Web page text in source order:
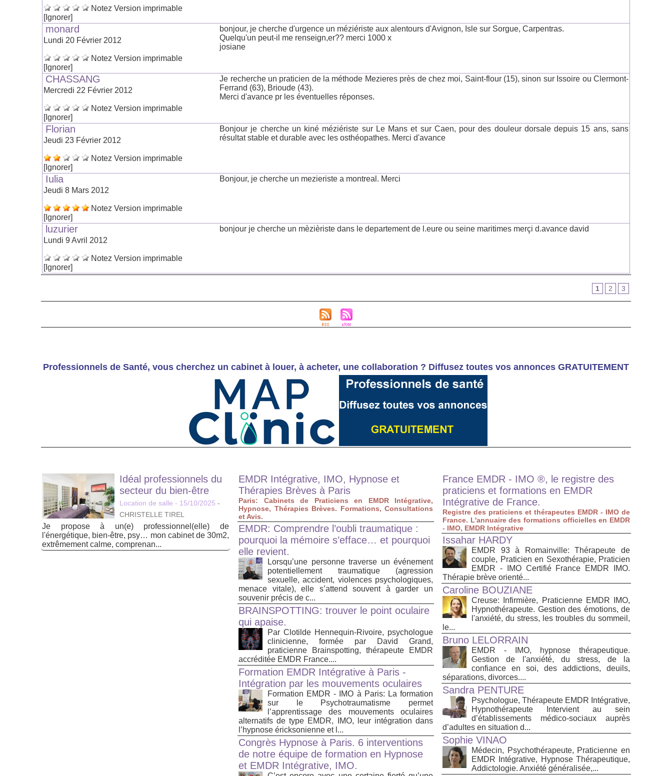
Notez Version imprimable
[Ignorer]
monard
Lundi 20 Février 2012
Notez Version imprimable
[Ignorer]
bonjour, je cherche d'urgence un méziériste aux alentours d'Avignon, Isle sur Sorgue, Carpentras.
Quelqu'un peut-il me renseign,er?? merci 1000 x
josiane
CHASSANG
Mercredi 22 Février 2012
Notez Version imprimable
[Ignorer]
Je recherche un praticien de la méthode Mezieres près de chez moi, Saint-flour (15), sinon sur Issoire ou Clermont-
Ferrand (63), Brioude (43).
Merci d'avance pr les éventuelles réponses.
Florian
Jeudi 23 Février 2012
Notez Version imprimable
[Ignorer]
Bonjour je cherche un kiné méziériste sur Le Mans et sur Caen, pour des douleur dorsale depuis 15 ans, sans
résultat stable et durable avec les osthéopathes. Merci d'avance
Iulia
Jeudi 8 Mars 2012
Notez Version imprimable
[Ignorer]
Bonjour, je cherche un mezieriste a montreal. Merci
luzurier
Lundi 9 Avril 2012
Notez Version imprimable
[Ignorer]
bonjour je cherche un mèzièriste dans le departement de l.eure ou seine maritimes merçi d.avance david
1 2 3
Professionnels de Santé, vous cherchez un cabinet à louer, à acheter, une collaboration ? Diffusez toutes vos annonces GRATUITEMENT
Idéal professionnels du
secteur du bien-être
Location de salle - 15/10/2025 -
CHRISTELLE TIREL
Je propose à un(e) professionnel(elle) de
l'énergétique, bien-être, psy… mon cabinet de 30m2,
extrêmement calme, comprenan...
EMDR Intégrative, IMO, Hypnose et
Thérapies Brèves à Paris
Paris: Cabinets de Praticiens en EMDR Intégrative,
Hypnose, Thérapies Brèves. Formations, Consultations
et Avis.
EMDR: Comprendre l’oubli traumatique :
pourquoi la mémoire s’efface… et pourquoi
elle revient.
Lorsqu’une personne traverse un événement
potentiellement traumatique (agression
sexuelle, accident, violences psychologiques,
menace vitale), elle s’attend souvent à garder un
souvenir précis de c...
BRAINSPOTTING: trouver le point oculaire
qui apaise.
Par Clotilde Hennequin-Rivoire, psychologue
clinicienne, formée par David Grand,
praticienne Brainspotting, thérapeute EMDR
accréditée EMDR France....
Formation EMDR Intégrative à Paris -
Intégration par les mouvements oculaires
Formation EMDR - IMO à Paris: La formation
sur le Psychotraumatisme permet
l’apprentissage des mouvements oculaires
alternatifs de type EMDR, IMO, leur intégration dans
l’hypnose éricksonienne et l...
Congrès Hypnose à Paris. 6 interventions
de notre équipe de formation en Hypnose
et EMDR Intégrative, IMO.
France EMDR - IMO ®, le registre des
praticiens et formations en EMDR
Intégrative de France.
Registre des praticiens et thérapeutes EMDR - IMO de
France. L'annuaire des formations officielles en EMDR
- IMO, EMDR Intégrative
Issahar HARDY
EMDR 93 à Romainville: Thérapeute de
couple, Praticien en Sexothérapie, Praticien
EMDR - IMO Certifié France EMDR IMO.
Thérapie brève orienté...
Caroline BOUZIANE
Creuse: Infirmière, Praticienne EMDR IMO,
Hypnothérapeute. Gestion des émotions, de
l'anxiété, du stress, les troubles du sommeil,
le...
Bruno LELORRAIN
EMDR - IMO, hypnose thérapeutique.
Gestion de l'anxiété, du stress, de la
confiance en soi, des addictions, deuils,
séparations, divorces....
Sandra PENTURE
Psychologue, Thérapeute EMDR Intégrative,
Hypnothérapeute Intervient au sein
d’établissements médico‑sociaux auprès
d’adultes en situation d...
Sophie VINAO
Médecin, Psychothérapeute, Praticienne en
EMDR Intégrative, Hypnose Thérapeutique,
Addictologie. Anxiété généralisée,...